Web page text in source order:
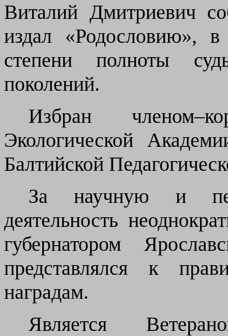
Виталий Дмитриевич
издал «Родословию»,
степени полноты
поколений.
Избран членом
Экологической
Балтийской
За научную и
деятельность
губернатором
представлялся к
наградам.
Является